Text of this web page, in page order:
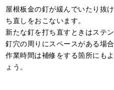
屋根板金の釘が緩んでいたり抜
ち直しをおこないます。
新たな釘を打ち直すときはステ
釘穴の周りにスペースがある場
作業時間は補修をする箇所にも
ょう。